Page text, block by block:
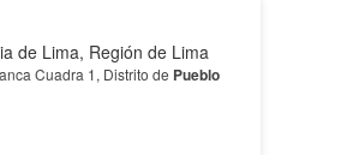
de Lima, Región de Lima
Cuadra 1, Distrito de Pueblo